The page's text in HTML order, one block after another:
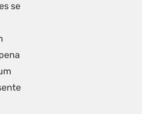
se